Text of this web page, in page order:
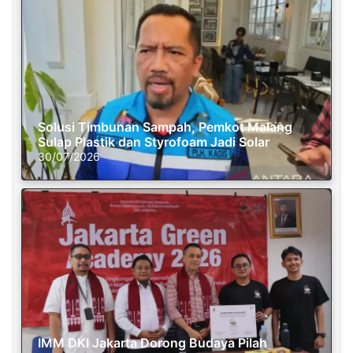
Solusi Timbunan Sampah, Pemkot Malang
Sulap Plastik dan Styrofoam Jadi Solar
30/07/2026
IMM DKI Jakarta Dorong Budaya Pilah